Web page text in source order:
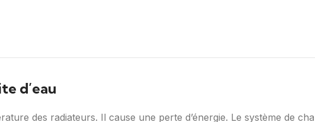
d’eau
des radiateurs. Il cause une perte d’énergie. Le système de